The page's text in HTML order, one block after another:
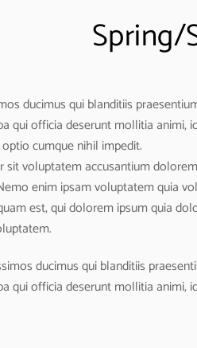
Spring/
ducimus qui blanditiis
qui officia deserunt mollitia
cumque nihil impedit.
sit voluptatem accusantium
enim ipsam voluptatem quia
est, qui dolorem ipsum quia
ducimus qui blanditiis
qui officia deserunt mollitia